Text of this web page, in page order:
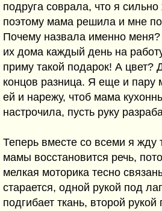
подруга соврала, что я
поэтому мама решила и мне
Почему назвала именно
их дома каждый день на
приму такой подарок! А цвет?
концов разница. Я еще и пару
ей и нарежу, чтоб мама
настрочила, пусть руку
Теперь вместе со всеми я жду
мамы восстановится речь,
мелкая моторика тесно
старается, одной рукой под
подгибает ткань, второй рукой